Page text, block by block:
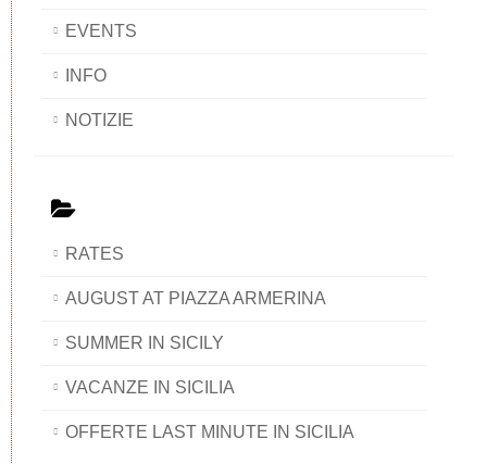
EVENTS
INFO
NOTIZIE
RATES
AUGUST AT PIAZZA ARMERINA
SUMMER IN SICILY
VACANZE IN SICILIA
OFFERTE LAST MINUTE IN SICILIA